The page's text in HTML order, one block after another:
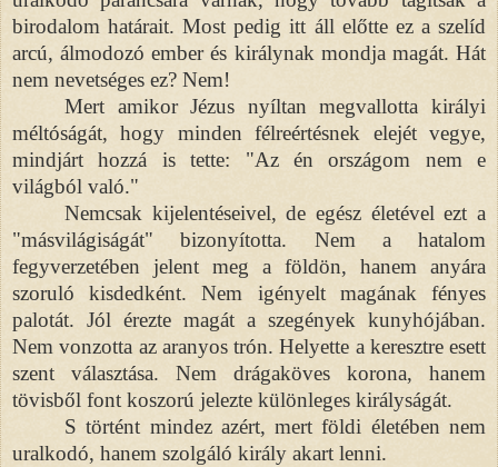
birodalom határait. Most pedig itt áll előtte ez a szelíd
arcú, álmodozó ember és királynak mondja magát. Hát
nem nevetséges ez? Nem!
Mert amikor Jézus nyíltan megvallotta királyi
méltóságát, hogy minden félreértésnek elejét vegye,
mindjárt hozzá is tette: "Az én országom nem e
világból való."
Nemcsak kijelentéseivel, de egész életével ezt a
"másvilágiságát" bizonyította. Nem a hatalom
fegyverzetében jelent meg a földön, hanem anyára
szoruló kisdedként. Nem igényelt magának fényes
palotát. Jól érezte magát a szegények kunyhójában.
Nem vonzotta az aranyos trón. Helyette a keresztre esett
szent választása. Nem drágaköves korona, hanem
tövisből font koszorú jelezte különleges királyságát.
S történt mindez azért, mert földi életében nem
uralkodó, hanem szolgáló király akart lenni.